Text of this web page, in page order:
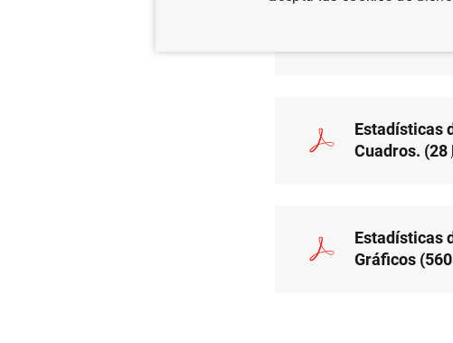
Estadísticas
Cuadros. (28
Estadísticas
Gráficos (560